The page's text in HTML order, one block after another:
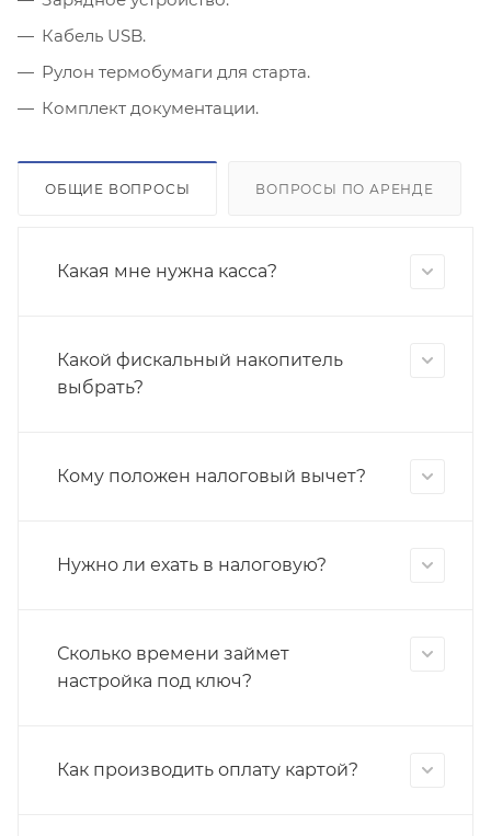
Кабель USB.
Рулон термобумаги для старта.
Комплект документации.
ОБЩИЕ ВОПРОСЫ ВОПРОСЫ ПО АРЕНДЕ
Какая мне нужна касса?
Какой фискальный накопитель
выбрать?
Кому положен налоговый вычет?
Нужно ли ехать в налоговую?
Сколько времени займет
настройка под ключ?
Как производить оплату картой?